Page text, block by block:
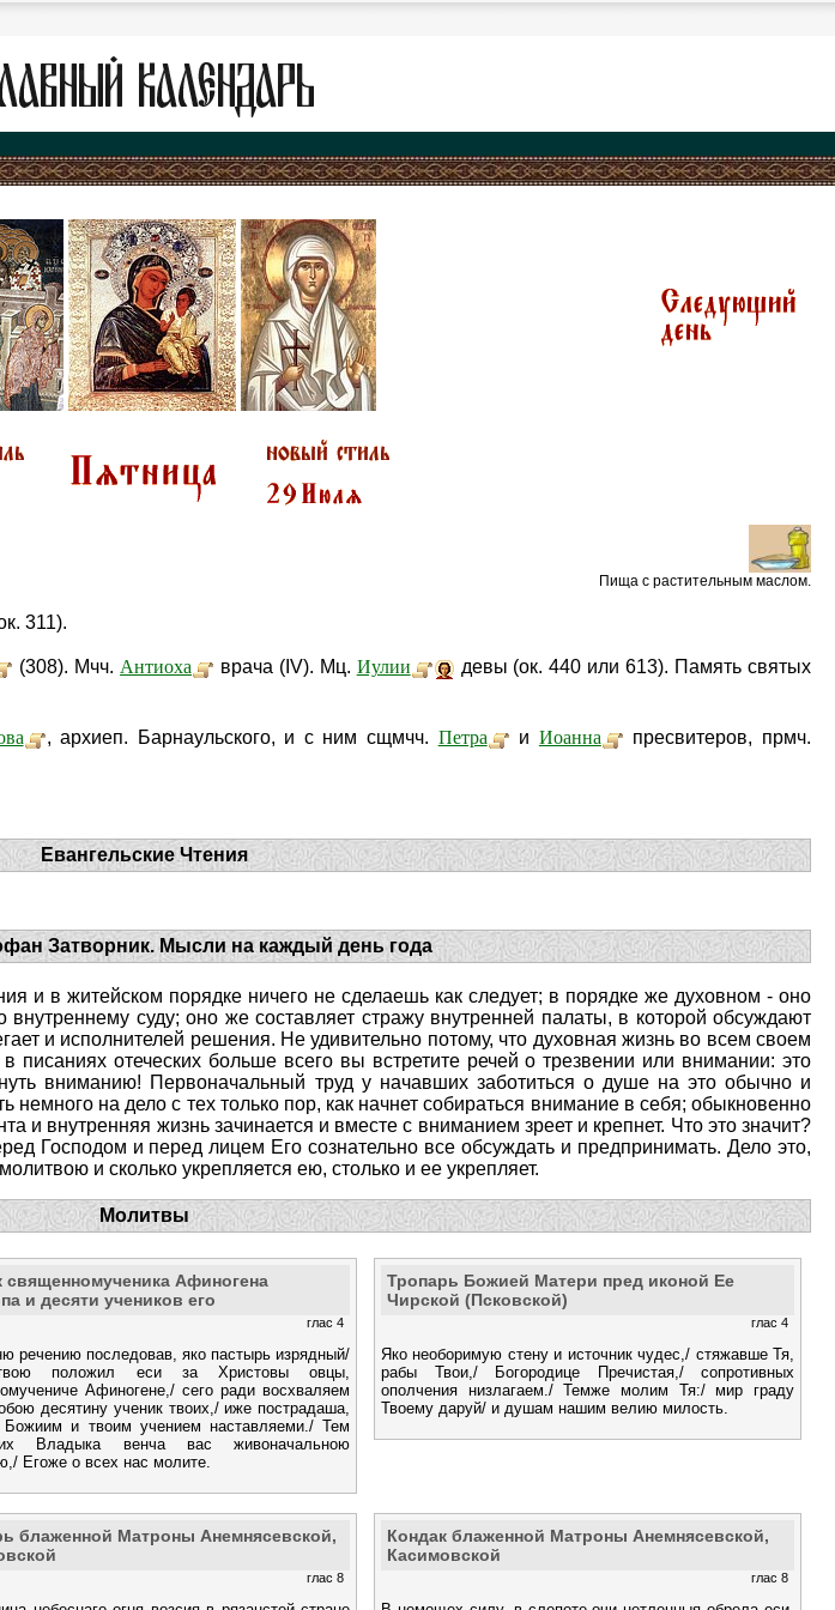
Пища с растительным маслом.
311).
(308). Мчч.Антиоха врача (IV). Мц. Иулии
девы (ок. 440 или 613). Память святых
, архиеп. Барнаульского, и с ним сщмчч. Петра и Иоанна пресвитеров, прмч.
Евангельские Чтения
Затворник. Мысли на каждый день года
и в житейском порядке ничего не сделаешь как следует; в порядке же духовном - оно
внутреннему суду; оно же составляет стражу внутренней палаты, в которой обсуждают
и исполнителей решения. Не удивительно потому, что духовная жизнь во всем своем
писаниях отеческих больше всего вы встретите речей о трезвении или внимании: это
вниманию! Первоначальный труд у начавших заботиться о душе на это обычно и
немного на дело с тех только пор, как начнет собираться внимание в себя; обыкновенно
и внутренняя жизнь зачинается и вместе с вниманием зреет и крепнет. Что это значит?
Господом и перед лицем Его сознательно все обсуждать и предпринимать. Дело это,
и сколько укрепляется ею, столько и ее укрепляет.
Молитвы
священномученика Афиногена
и десяти учеников его
глас 4
речению последовав, яко пастырь изрядный/
положил еси за Христовы овцы,
Афиногене,/ сего ради восхваляем
десятину ученик твоих,/ иже пострадаша,
Божиим и твоим учением наставляеми./ Тем
Владыка венча вас живоначальною
Егоже о всех нас молите.
Тропарь Божией Матери пред иконой Ее
Чирской (Псковской)
глас 4
Яко необоримую стену и источник чудес,/ стяжавше Тя,
рабы Твои,/ Богородице Пречистая,/ сопротивных
ополчения низлагаем./ Темже молим Тя:/ мир граду
Твоему даруй/ и душам нашим велию милость.
блаженной Матроны Анемнясевской,
глас 8
Кондак блаженной Матроны Анемнясевской,
Касимовской
глас 8